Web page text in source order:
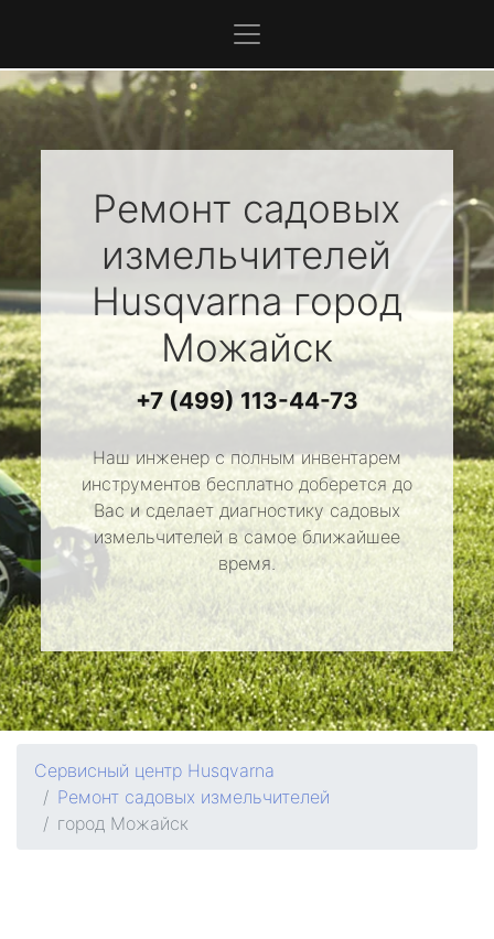
Ремонт садовых
измельчителей
Husqvarnaгород
Можайск
+7 (499) 113-44-73
Наш инженер с полным инвентарем
инструментов бесплатно доберется до
Вас и сделает диагностику садовых
измельчителей в самое ближайшее
время.
Сервисный центр Husqvarna
Ремонт садовых измельчителей
город Можайск